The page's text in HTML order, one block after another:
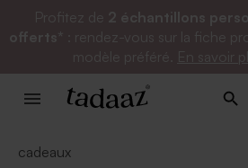
Profitez de 2 échantillons
offerts*
: rendez-vous sur la fiche
modèle préféré. En savoir
cadeaux